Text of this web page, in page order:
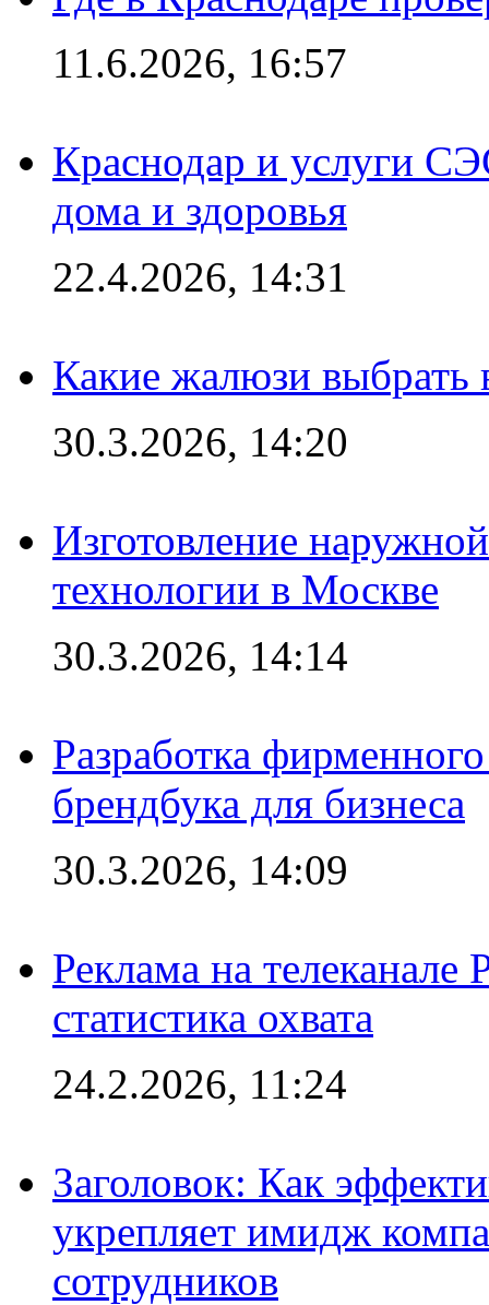
11.6.2026, 16:57
Краснодар и услуги
дома и здоровья
22.4.2026, 14:31
Какие жалюзи выбрать
30.3.2026, 14:20
Изготовление
технологии в Москве
30.3.2026, 14:14
Разработка
брендбука для бизнеса
30.3.2026, 14:09
Реклама на
статистика охвата
24.2.2026, 11:24
Заголовок: Как
укрепляет имидж
сотрудников